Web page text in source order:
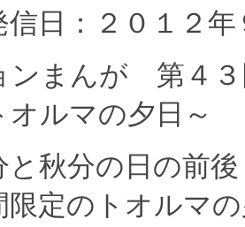
信日：２０１２
ンまんが 第４
オルマの夕日～
と秋分の日の前
限定のトオルマ